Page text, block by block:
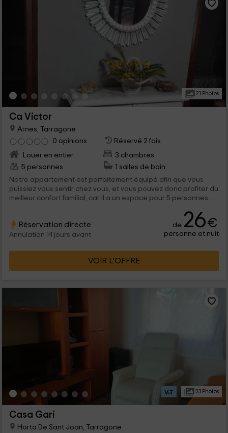
21 Photos
Ca Víctor
Arnes, Tarragone
0 opinions
Réservé 2 fois
Louer en entier
3 chambres
5 personnes
1 salles de bain
Notre appartement est parfaitement équipé afin que vous
puissiez vous sentir chez vous, et vous pouvez donc profiter du
meilleur confort familial, car il a un espace pour 5 personnes.
Réservation directe
Annulation 14 jours avant
de 26€
personne et nuit
VOIR L’OFFRE
23 Photos
Casa Garí
Horta De Sant Joan, Tarragone